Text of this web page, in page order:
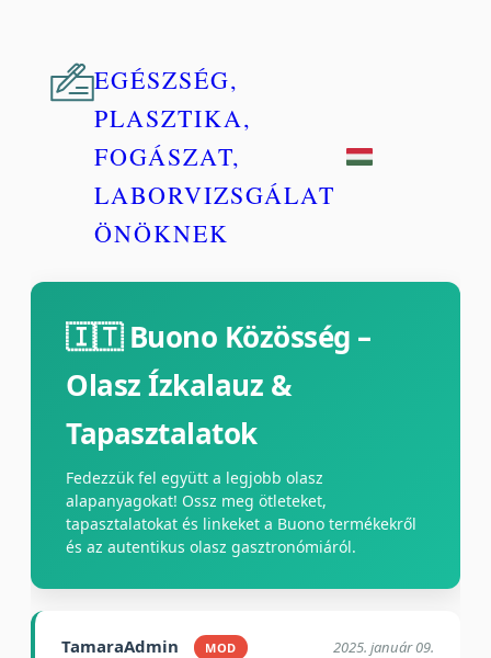
EGÉSZSÉG,
PLASZTIKA,
FOGÁSZAT,
LABORVIZSGÁLAT
ÖNÖKNEK
🇮🇹 Buono Közösség –
Olasz Ízkalauz &
Tapasztalatok
Fedezzük fel együtt a legjobb olasz
alapanyagokat! Ossz meg ötleteket,
tapasztalatokat és linkeket a Buono termékekről
és az autentikus olasz gasztronómiáról.
TamaraAdmin MOD 2025. január 09.